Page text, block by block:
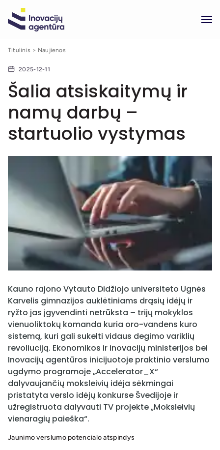
Titulinis Naujienos
2025-12-11
Šalia atsiskaitymų ir
namų darbų –
startuolio vystymas
Kauno rajono Vytauto Didžiojo universiteto Ugnės
Karvelis gimnazijos auklėtiniams drąsių idėjų ir
ryžto jas įgyvendinti netrūksta – trijų mokyklos
vienuoliktokų komanda kuria oro-vandens kuro
sistemą, kuri gali sukelti vidaus degimo variklių
revoliuciją. Ekonomikos ir inovacijų ministerijos bei
Inovacijų agentūros inicijuotoje praktinio verslumo
ugdymo programoje „Accelerator_X“
dalyvaujančių moksleivių idėja sėkmingai
pristatyta verslo idėjų konkurse Švedijoje ir
užregistruota dalyvauti TV projekte „Moksleivių
vienaragių paieška“.
Jaunimo verslumo potencialo atspindys